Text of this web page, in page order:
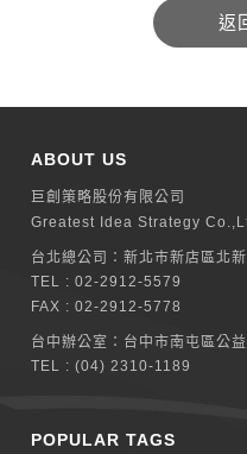
ABOUT US
巨創策略股份有限公司
Greatest Idea Strategy
台北總公司：新北巿新店區北
TEL :02-2912-5579
FAX : 02-2912-5778
台中辦公室： 台中市南屯區公
TEL :(04) 2310-1189
POPULAR TAGS